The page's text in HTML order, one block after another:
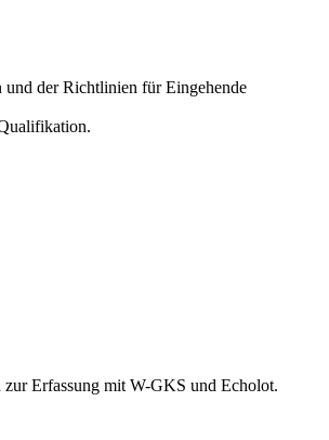
der Richtlinien für Eingehende
Erfassung mit W-GKS und Echolot.